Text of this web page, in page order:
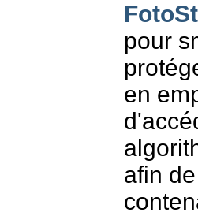
pour
en
afin